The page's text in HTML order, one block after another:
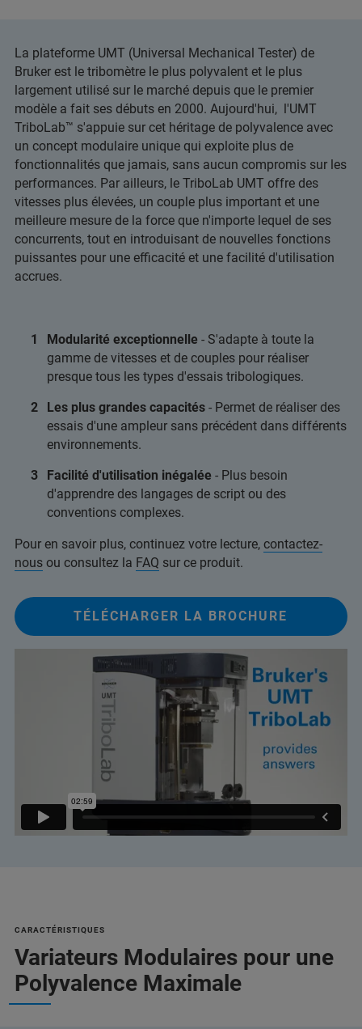
La plateforme UMT (Universal Mechanical Tester) de
Bruker est le tribomètre le plus polyvalent et le plus
largement utilisé sur le marché depuis que le premier
modèle a fait ses débuts en 2000. Aujourd'hui, l'UMT
TriboLab™ s'appuie sur cet héritage de polyvalence avec
un concept modulaire unique qui exploite plus de
fonctionnalités que jamais, sans aucun compromis sur les
performances. Par ailleurs, le TriboLab UMT offre des
vitesses plus élevées, un couple plus important et une
meilleure mesure de la force que n'importe lequel de ses
concurrents, tout en introduisant de nouvelles fonctions
puissantes pour une efficacité et une facilité d'utilisation
accrues.
Modularité exceptionnelle - S'adapte à toute la
gamme de vitesses et de couples pour réaliser
presque tous les types d'essais tribologiques.
Les plus grandes capacités - Permet de réaliser des
essais d'une ampleur sans précédent dans différents
environnements.
Facilité d'utilisation inégalée - Plus besoin
d'apprendre des langages de script ou des
conventions complexes.
Pour en savoir plus, continuez votre lecture, contactez-
nous ou consultez la FAQ sur ce produit.
TÉLÉCHARGER LA BROCHURE
CARACTÉRISTIQUES
Variateurs Modulaires pour une
Polyvalence Maximale